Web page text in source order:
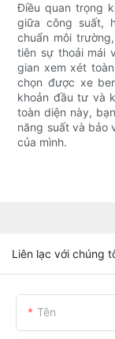
Điều quan trọng
giữa công suất,
chuẩn môi
tiên sự thoải mái
gian xem xét
chọn được xe
khoản đầu tư và
toàn diện này,
năng suất và bảo
của mình.
Liên lạc với chúng
Tên